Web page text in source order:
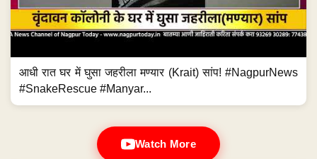
आधी रात घर में घुसा जहरीला मण्यार (Krait) सांप! #NagpurNews
#SnakeRescue #Manyar...
Watch More